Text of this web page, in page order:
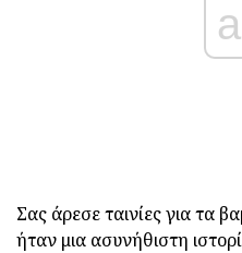
Σας άρεσε ταινίες για τα
ήταν μια ασυνήθιστη